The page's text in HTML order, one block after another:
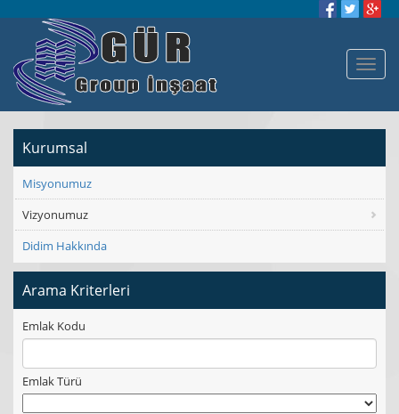
Kurumsal
Misyonumuz
Vizyonumuz
Didim Hakkında
Arama Kriterleri
Emlak Kodu
Emlak Türü